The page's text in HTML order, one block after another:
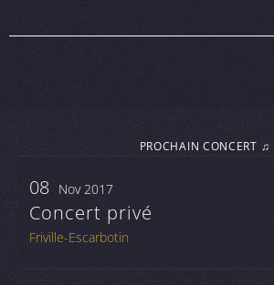
PROCHAIN CONCERT ♫
08 Nov 2017
Concert privé
Friville-Escarbotin